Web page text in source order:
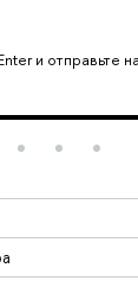
и отправьте